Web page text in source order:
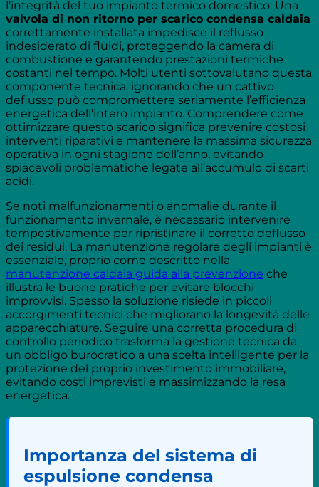
l’integrità del tuo impianto termico domestico. Una
valvola di non ritorno per scarico condensa caldaia
correttamente installata impedisce il reflusso
indesiderato di fluidi, proteggendo la camera di
combustione e garantendo prestazioni termiche
costanti nel tempo. Molti utenti sottovalutano questa
componente tecnica, ignorando che un cattivo
deflusso può compromettere seriamente l’efficienza
energetica dell’intero impianto. Comprendere come
ottimizzare questo scarico significa prevenire costosi
interventi riparativi e mantenere la massima sicurezza
operativa in ogni stagione dell’anno, evitando
spiacevoli problematiche legate all’accumulo di scarti
acidi.
Se noti malfunzionamenti o anomalie durante il
funzionamento invernale, è necessario intervenire
tempestivamente per ripristinare il corretto deflusso
dei residui. La manutenzione regolare degli impianti è
essenziale, proprio come descritto nella
manutenzione caldaia guida alla prevenzione che
illustra le buone pratiche per evitare blocchi
improvvisi. Spesso la soluzione risiede in piccoli
accorgimenti tecnici che migliorano la longevità delle
apparecchiature. Seguire una corretta procedura di
controllo periodico trasforma la gestione tecnica da
un obbligo burocratico a una scelta intelligente per la
protezione del proprio investimento immobiliare,
evitando costi imprevisti e massimizzando la resa
energetica.
Importanza del sistema di
espulsione condensa